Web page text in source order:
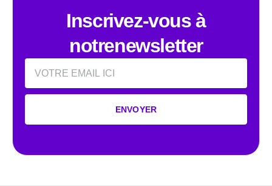
Inscrivez-vous à
notrenewsletter
Email
ENVOYER